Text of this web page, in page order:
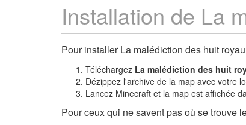
Installation de La
Pour installer La malédiction des huit
Téléchargez La malédiction des huit
Dézippez l'archive de la map avec votre
Lancez Minecraft et la map est affichée
Pour ceux qui ne savent pas où se trouve